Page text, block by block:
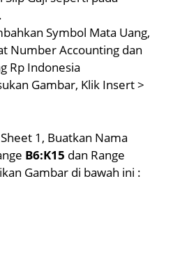
Symbol Mata Uang,
Number Accounting dan
Rp Indonesia
Gambar, Klik Insert >
1, Buatkan Nama
B6:K15 dan Range
Gambar di bawah ini :